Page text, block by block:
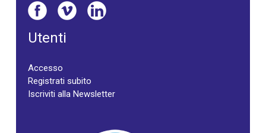
Utenti
Accesso
Registrati subito
Iscriviti alla Newsletter